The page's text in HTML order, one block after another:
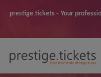
prestige.tickets - Your